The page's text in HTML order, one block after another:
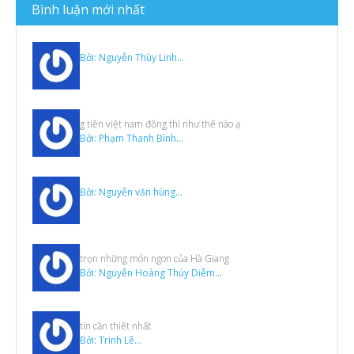
Video
Bình luận mới nhất
Bởi: Nguyễn Thùy Linh...
g tiền việt nam đồng thì như thế nào ạ
Bởi: Phạm Thanh Bình...
Bởi: Nguyễn văn hùng...
trọn những món ngon của Hà Giang
Bởi: Nguyễn Hoàng Thúy Diễm...
tin cần thiết nhất
Bởi: Trinh Lê...